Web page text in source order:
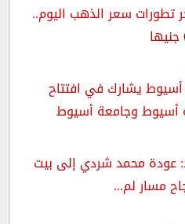
تطورات سعر الذهب اليوم..
يشارك في افتتاح
أسيوط وجامعة أسيوط
عودة محمد شردي إلى بيت
مسار لم...